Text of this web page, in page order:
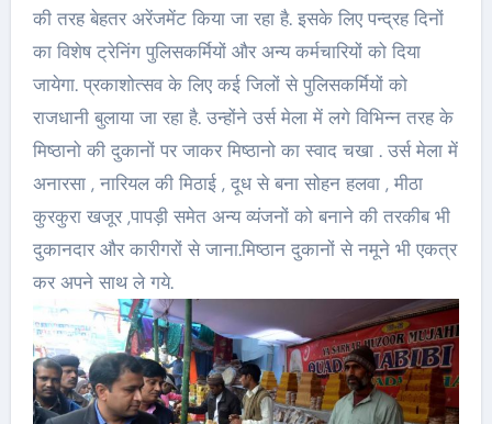
की तरह बेहतर अरेंजमेंट किया जा रहा है. इसके लिए पन्द्रह दिनों
का विशेष ट्रेनिंग पुलिसकर्मियों और अन्य कर्मचारियों को दिया
जायेगा. प्रकाशोत्सव के लिए कई जिलों से पुलिसकर्मियों को
राजधानी बुलाया जा रहा है. उन्होंने उर्स मेला में लगे विभिन्न तरह के
मिष्ठानो की दुकानों पर जाकर मिष्ठानो का स्वाद चखा . उर्स मेला में
अनारसा , नारियल की मिठाई , दूध से बना सोहन हलवा , मीठा
कुरकुरा खजूर ,पापड़ी समेत अन्य व्यंजनों को बनाने की तरकीब भी
दुकानदार और कारीगरों से जाना.मिष्ठान दुकानों से नमूने भी एकत्र
कर अपने साथ ले गये.